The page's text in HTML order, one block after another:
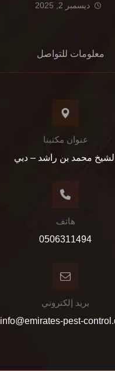
ديسمبر 2, 2025
معلومات للتواصل
عنوان مكتبنا
الشيخ محمد بن راشد – دبي
هاتف
0506311494
بريد إلكتروني
info@emirates-pest-